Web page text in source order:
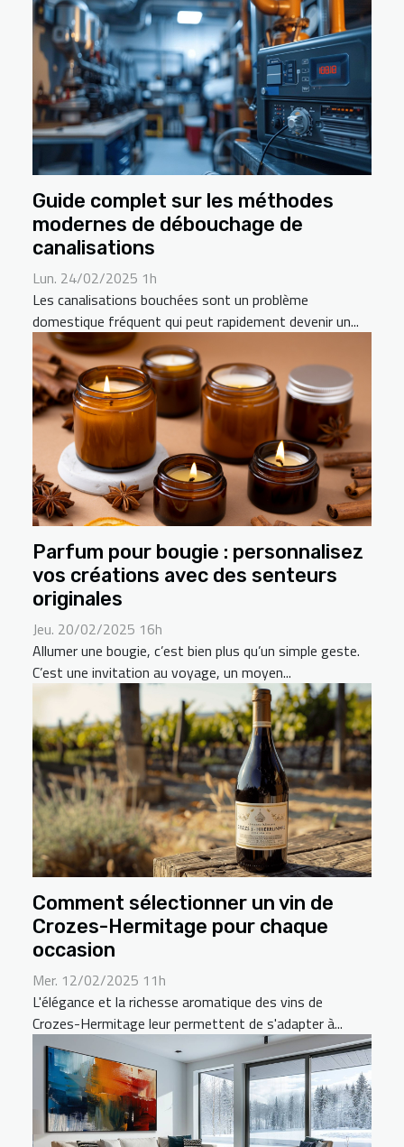
Guide complet sur les méthodes
modernes de débouchage de
canalisations
Lun. 24/02/2025 1h
Les canalisations bouchées sont un problème
domestique fréquent qui peut rapidement devenir un...
Parfum pour bougie : personnalisez
vos créations avec des senteurs
originales
Jeu. 20/02/2025 16h
Allumer une bougie, c’est bien plus qu’un simple geste.
C’est une invitation au voyage, un moyen...
Comment sélectionner un vin de
Crozes-Hermitage pour chaque
occasion
Mer. 12/02/2025 11h
L'élégance et la richesse aromatique des vins de
Crozes-Hermitage leur permettent de s'adapter à...